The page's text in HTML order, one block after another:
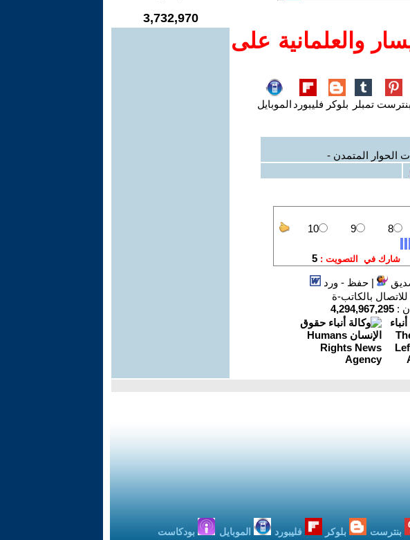
والعلمانية على
بنترست تمبلر بلوكر فليبورد الموبايل
الحوار المتمدن -
| حفظ - ورد
للاتصال بالكاتب-ة
:
4,294,967,295
3,732,970
بنترست بلوكر فليبورد الموبايل بودكاست